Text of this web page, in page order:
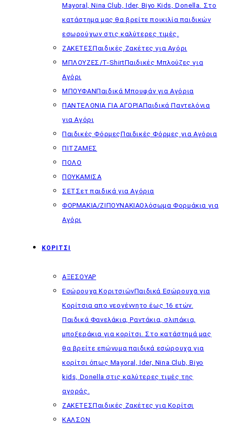
Mayoral, Nina Club, Ider, Biyo Kids, Donella. Στο
κατάστημα μας θα βρείτε ποικιλία παιδικών
εσωρούχων στις καλύτερες τιμές.
ΖΑΚΕΤΕΣΠαιδικές Ζακέτες για Αγόρι
ΜΠΛΟΥΖΕΣ/T-ShirtΠαιδικές Μπλούζες για
Αγόρι
ΜΠΟΥΦΑΝΠαιδικά Μπουφάν για Αγόρια
ΠΑΝΤΕΛΟΝΙΑ ΓΙΑ ΑΓΟΡΙΑΠαιδικά Παντελόνια
για Αγόρι
Παιδικές ΦόρμεςΠαιδικές Φόρμες για Αγόρια
ΠΙΤΖΑΜΕΣ
ΠΟΛΟ
ΠΟΥΚΑΜΙΣΑ
ΣΕΤ Σετ παιδικά για Αγόρια
ΦΟΡΜΑΚΙΑ/ΖΙΠΟΥΝΑΚΙΑΟλόσωμα Φορμάκια για
Αγόρι
ΚΟΡΙΤΣΙ
ΑΞΕΣΟΥΑΡ
Εσώρουχα ΚοριτσιώνΠαιδικά Εσώρουχα για
Κορίτσια απο νεογέννητο έως 16 ετών.
Παιδικά Φανελάκια, Ραντάκια, σλιπάκια,
μποξεράκια για κορίτσι. Στο κατάστημά μας
θα βρείτε επώνυμα παιδικά εσώρουχα για
κορίτσι όπως Mayoral, Ider, Nina Club, Biyo
kids, Donella στις καλύτερες τιμές της
αγοράς.
ΖΑΚΕΤΕΣΠαιδικές Ζακέτες για Κορίτσι
ΚΑΛΣΟΝ